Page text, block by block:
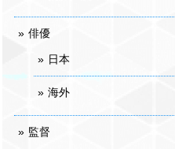
俳優
日本
海外
監督